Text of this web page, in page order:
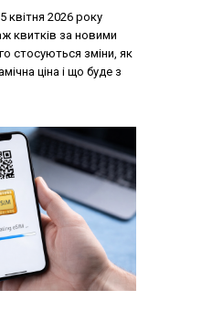
квітня 2026 року
квитків за новими
стосуються зміни, як
ціна і що буде з